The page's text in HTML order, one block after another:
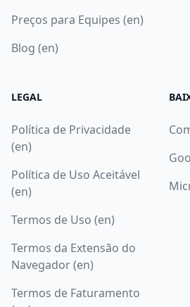
Preços para Equipes (en)
Blog (en)
LEGAL
Política de Privacidade
(en)
Política de Uso Aceitável
(en)
Termos de Uso (en)
Termos da Extensão do
Navegador (en)
Termos de Faturamento